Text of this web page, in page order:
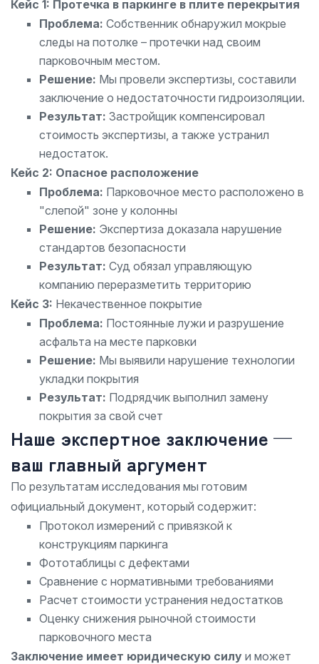
Кейс 1: Протечка в паркинге в плите перекрытия
Проблема: Собственник обнаружил мокрые
следы на потолке – протечки над своим
парковочным местом.
Решение: Мы провели экспертизы, составили
заключение о недостаточности гидроизоляции.
Результат: Застройщик компенсировал
стоимость экспертизы, а также устранил
недостаток.
Кейс 2: Опасное расположение
Проблема: Парковочное место расположено в
"слепой" зоне у колонны
Решение: Экспертиза доказала нарушение
стандартов безопасности
Результат: Суд обязал управляющую
компанию переразметить территорию
Кейс 3: Некачественное покрытие
Проблема: Постоянные лужи и разрушение
асфальта на месте парковки
Решение: Мы выявили нарушение технологии
укладки покрытия
Результат: Подрядчик выполнил замену
покрытия за свой счет
Наше экспертное заключение —
ваш главный аргумент
По результатам исследования мы готовим
официальный документ, который содержит:
Протокол измерений с привязкой к
конструкциям паркинга
Фототаблицы с дефектами
Сравнение с нормативными требованиями
Расчет стоимости устранения недостатков
Оценку снижения рыночной стоимости
парковочного места
Заключение имеет юридическую силу и может